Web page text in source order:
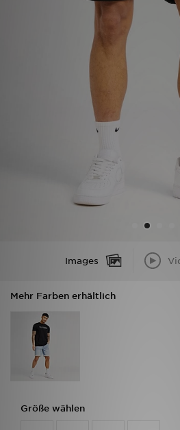
Images
Mehr Farben erhältlich
Größe wählen
Geschenkgutschein